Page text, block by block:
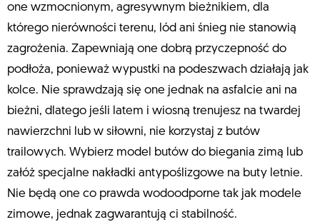
one wzmocnionym, agresywnym bieżnikiem, dla
którego nierówności terenu, lód ani śnieg nie stanowią
zagrożenia. Zapewniają one dobrą przyczepność do
podłoża, ponieważ wypustki na podeszwach działają jak
kolce. Nie sprawdzają się one jednak na asfalcie ani na
bieżni, dlatego jeśli latem i wiosną trenujesz na twardej
nawierzchni lub w siłowni, nie korzystaj z butów
trailowych. Wybierz model butów do biegania zimą lub
załóż specjalne nakładki antypoślizgowe na buty letnie.
Nie będą one co prawda wodoodporne tak jak modele
zimowe, jednak zagwarantują ci stabilność.